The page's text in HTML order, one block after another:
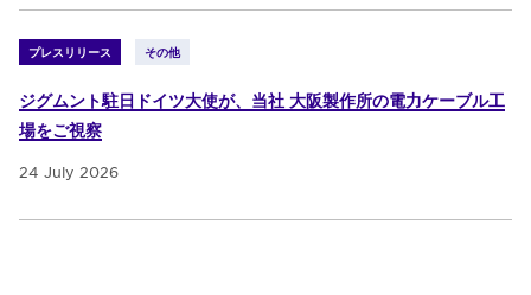
プレスリリース その他
ジグムント駐日ドイツ大使が、当社 大阪製作所の電力ケーブル工
場をご視察
24 July 2026